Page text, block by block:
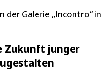
der Galerie „Incontro“ in
Zukunft junger